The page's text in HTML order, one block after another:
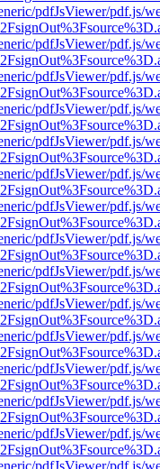
pdfJsViewer/pdf.js/
pdfJsViewer/pdf.js/
pdfJsViewer/pdf.js/
pdfJsViewer/pdf.js/
pdfJsViewer/pdf.js/
pdfJsViewer/pdf.js/
pdfJsViewer/pdf.js/
pdfJsViewer/pdf.js/
pdfJsViewer/pdf.js/
pdfJsViewer/pdf.js/
pdfJsViewer/pdf.js/
pdfJsViewer/pdf.js/
pdfJsViewer/pdf.js/
pdfJsViewer/pdf.js/
pdfJsViewer/pdf.js/